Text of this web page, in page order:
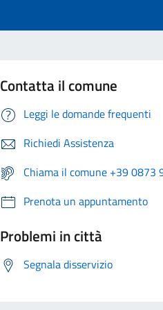
Contatta il comune
Leggi le domande frequenti
Richiedi Assistenza
Chiama il comune +39 0873
Prenota un appuntamento
Problemi in città
Segnala disservizio